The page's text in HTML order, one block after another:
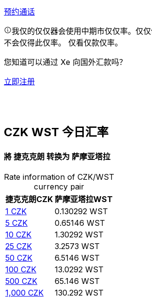
预约通话
我仅的仅仅器会使用中期市仅仅率。仅
不会仅得此仅率。 仅看仅款仅率。
您知道可以通过 Xe 向国外汇款吗？
立即注册
CZK WST 今日汇率
將 捷克克朗 转换为 萨摩亚塔拉
Rate information of CZK/WST
currency pair
捷克克朗CZK 萨摩亚塔拉WST
1 CZK 0.130292 WST
5 CZK 0.65146 WST
10 CZK 1.30292 WST
25 CZK 3.2573 WST
50 CZK 6.5146 WST
100 CZK 13.0292 WST
500 CZK 65.146 WST
1,000 CZK 130.292 WST